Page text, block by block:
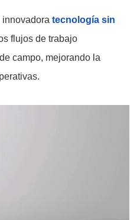
innovadora tecnología sin
flujos de trabajo
campo, mejorando la